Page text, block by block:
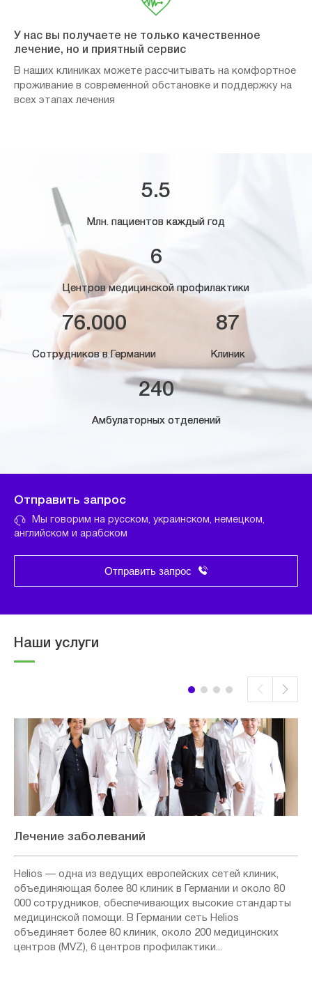
У нас вы получаете не только качественное
лечение, но и приятный сервис
В наших клиниках можете рассчитывать на комфортное
проживание в современной обстановке и поддержку на
всех этапах лечения
5.5
Млн. пациентов каждый год
6
Центров медицинской профилактики
76.000
Сотрудников в Германии
87
Клиник
240
Амбулаторных отделений
Отправить запрос
Мы говорим на русском, украинском, немецком,
английском и арабском
Отправить запрос
Наши услуги
Лечение заболеваний
Helios — одна из ведущих европейских сетей клиник,
объединяющая более 80 клиник в Германии и около 80
000 сотрудников, обеспечивающих высокие стандарты
медицинской помощи. В Германии сеть Helios
объединяет более 80 клиник, около 200 медицинских
центров (MVZ), 6 центров профилактики...